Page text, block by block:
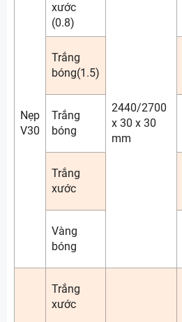
Nẹp
V30
xước
(0.8)
2440/2700
x 30 x 30
mm
Trắng
bóng(1.5)
Trắng
bóng
Trắng
xước
Vàng
bóng
Trắng
xước